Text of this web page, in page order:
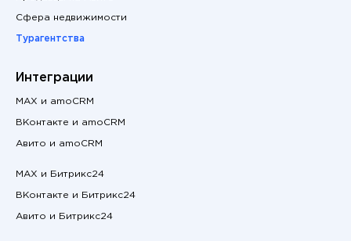
Сфера недвижимости
Турагентства
Интеграции
MAX и amoCRM
ВКонтакте и amoCRM
Авито и amoCRM
MAX и Битрикс24
ВКонтакте и Битрикс24
Авито и Битрикс24